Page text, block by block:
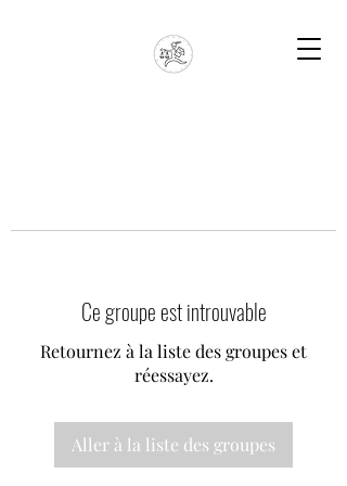
Ce groupe est introuvable
Retournez à la liste des groupes et
réessayez.
Aller à la liste des groupes